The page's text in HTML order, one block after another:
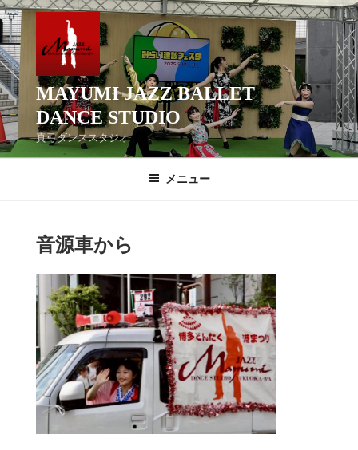
コ
ン
テ
ン
ツ
へ
ス
キ
ッ
MAYUMI JAZZ BALLET
DANCE STUDIO
真弓ダンススタジオ
メニュー
音源車から